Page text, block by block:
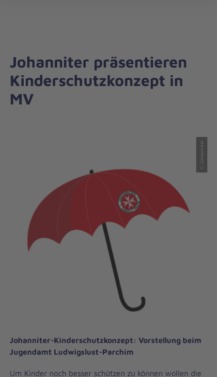
Johanniter präsentieren
Kinderschutzkonzept in
MV
© Johanniter
Johanniter-Kinderschutzkonzept: Vorstellung beim
Jugendamt Ludwigslust-Parchim
Um Kinder noch besser schützen zu können wollen die